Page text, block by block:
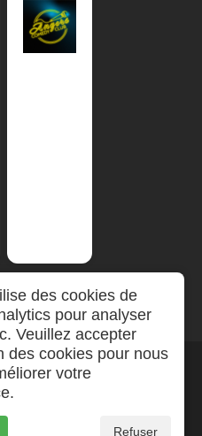
des cookies de
pour analyser
Veuillez accepter
des cookies pour nous
votre
Refuser